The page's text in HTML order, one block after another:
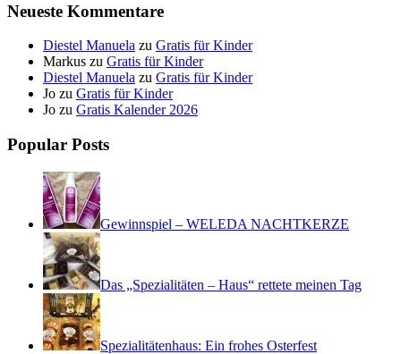
Neueste Kommentare
Diestel Manuela zu Gratis für Kinder
Markus zu Gratis für Kinder
Diestel Manuela zu Gratis für Kinder
Jo zu Gratis für Kinder
Jo zu Gratis Kalender 2026
Popular Posts
Gewinnspiel – WELEDA NACHTKERZE
Das „Spezialitäten – Haus“ rettete meinen Tag
Spezialitätenhaus: Ein frohes Osterfest